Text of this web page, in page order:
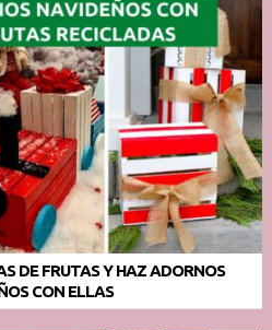
DE FRUTAS Y HAZ ADORNOS
CON ELLAS